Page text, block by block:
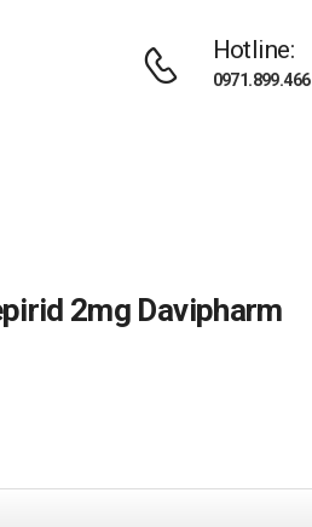
Hotline:
0971.899.466
2mg Davipharm